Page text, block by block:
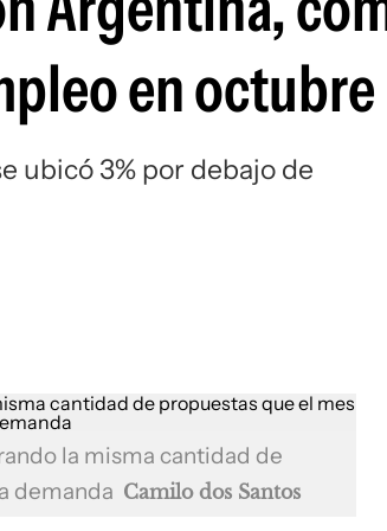
en octubre
ubicó 3% por debajo de
la misma cantidad de
demanda Camilo dos Santos